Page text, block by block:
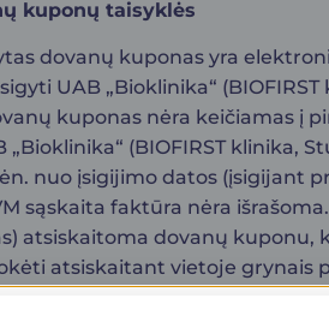
kuponų taisyklės
dovanų kuponas yra
UAB „Bioklinika“
kuponas nėra keičiamas į
(BIOFIRST klinika,
nuo įsigijimo datos (įsigijant
sąskaita faktūra nėra išrašoma.
atsiskaitoma dovanų
atsiskaitant vietoje grynais